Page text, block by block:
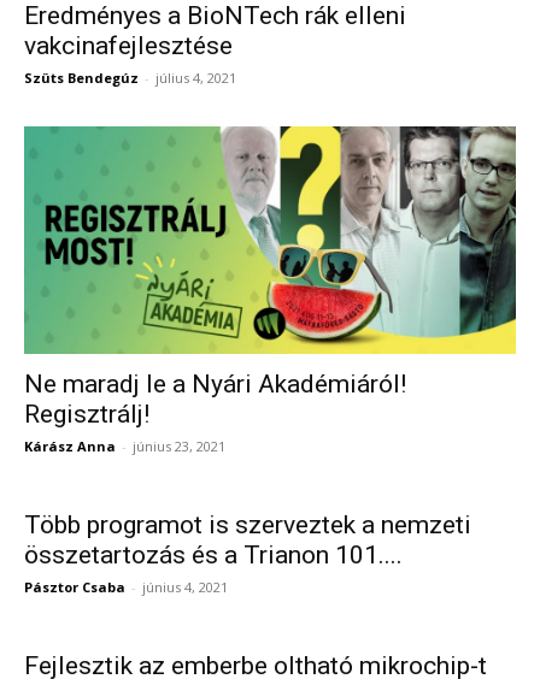
Eredményes a BioNTech rák elleni
vakcinafejlesztése
Szüts Bendegúz - július 4, 2021
Ne maradj le a Nyári Akadémiáról!
Regisztrálj!
Kárász Anna - június 23, 2021
Több programot is szerveztek a nemzeti
összetartozás és a Trianon 101....
Pásztor Csaba - június 4, 2021
Fejlesztik az emberbe oltható mikrochip-t